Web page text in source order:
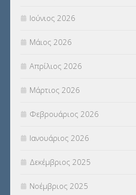
(18)
ΣΥΝΤΑΞΕΙΣ(12)
ΣΧΟΛΙΚΟΙ ΣΥΜΒΟΥΛΟΙ
ΥΠΕΡΑΡΙΘΜΟΙ(1)
Ιούνιος 2026
Μάιος 2026
Απρίλιος 2026
Μάρτιος 2026
Φεβρουάριος 2026
Ιανουάριος 2026
Δεκέμβριος 2025
Νοέμβριος 2025